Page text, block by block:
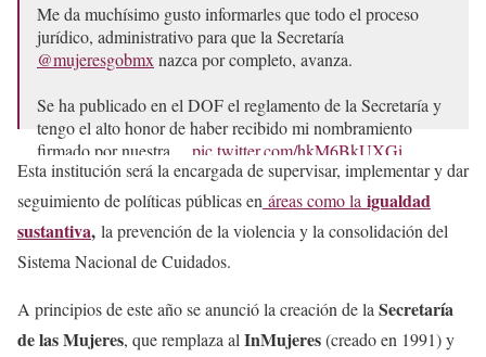
Me da muchísimo gusto informarles que todo el proceso
jurídico, administrativo para que la Secretaría
@mujeresgobmx nazca por completo, avanza.
Se ha publicado en el DOF el reglamento de la Secretaría y
tengo el alto honor de haber recibido mi nombramiento
firmado por nuestra… pic.twitter.com/hkM6BkUXGi
— Citlalli Hernández Mora (@CitlaHM)
January 11, 2025
Esta institución será la encargada de supervisar, implementar y dar
seguimiento de políticas públicas en áreas como la igualdad
sustantiva, la prevención de la violencia y la consolidación del
Sistema Nacional de Cuidados.
A principios de este año se anunció la creación de la Secretaría
de las Mujeres, que remplaza al InMujeres(creado en 1991) y